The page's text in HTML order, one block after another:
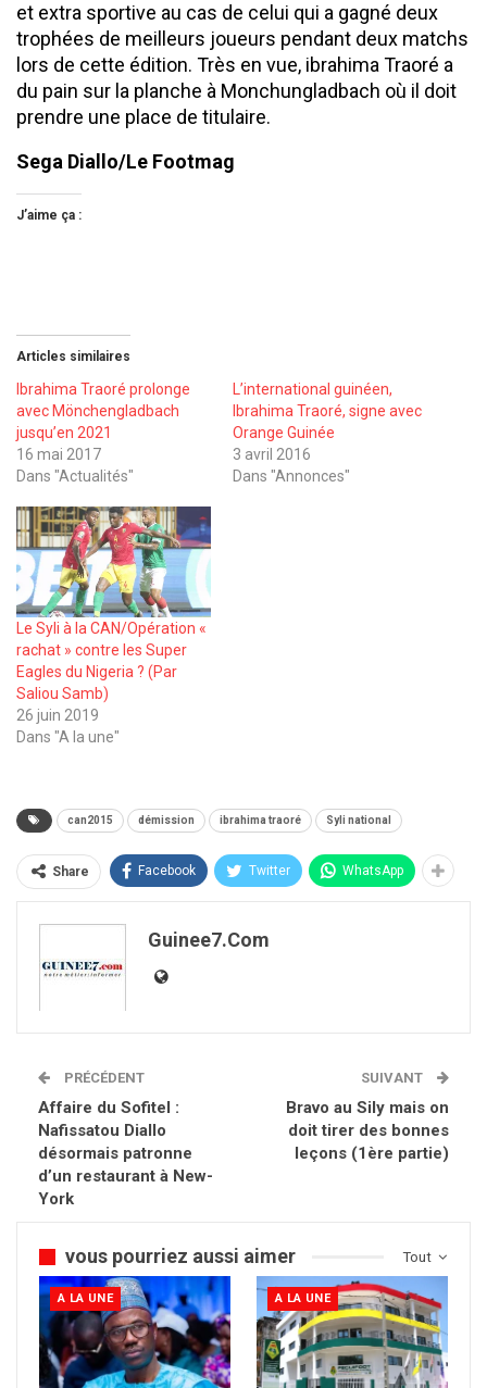
et extra sportive au cas de celui qui a gagné deux
trophées de meilleurs joueurs pendant deux matchs
lors de cette édition. Très en vue, ibrahima Traoré a
du pain sur la planche à Monchungladbach où il doit
prendre une place de titulaire.
Sega Diallo/Le Footmag
J’aime ça :
Articles similaires
Ibrahima Traoré prolonge
avec Mönchengladbach
jusqu’en 2021
16 mai 2017
Dans "Actualités"
L’international guinéen,
Ibrahima Traoré, signe avec
Orange Guinée
3 avril 2016
Dans "Annonces"
Le Syli à la CAN/Opération «
rachat » contre les Super
Eagles du Nigeria ? (Par
Saliou Samb)
26 juin 2019
Dans "A la une"
can2015 démission ibrahima traoré Syli national
Share Facebook Twitter WhatsApp
Guinee7.com
PRÉCÉDENT
Affaire du Sofitel :
Nafissatou Diallo
désormais patronne
d’un restaurant à New-
York
SUIVANT
Bravo au Sily mais on
doit tirer des bonnes
leçons (1ère partie)
Tout
vous pourriez aussi aimer
A LA UNE A LA UNE